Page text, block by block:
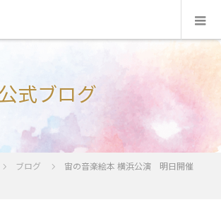
式ブログ
ブログ
宙の音楽絵本 横浜公演 明日開催